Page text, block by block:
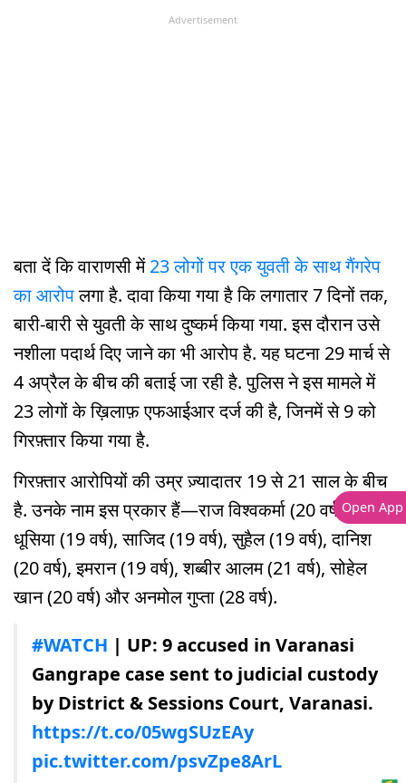
Advertisement
बता दें कि वाराणसी में23 लोगों पर एक युवती के साथ गैंगरेप
का आरोपलगा है. दावा किया गया है कि लगातार 7 दिनों तक,
बारी-बारी से युवती के साथ दुष्कर्म किया गया. इस दौरान उसे
नशीला पदार्थ दिए जाने का भी आरोप है. यह घटना 29 मार्च से
4 अप्रैल के बीच की बताई जा रही है. पुलिस ने इस मामले में
23 लोगों के ख़िलाफ़ एफआईआर दर्ज की है, जिनमें से 9 को
गिरफ़्तार किया गया है.
गिरफ़्तार आरोपियों की उम्र ज़्यादातर 19 से 21 साल के बीच
है. उनके नाम इस प्रकार हैं—राज विश्वकर्मा (20 वर्ष), आयुष
धूसिया (19 वर्ष), साजिद (19 वर्ष), सुहैल (19 वर्ष), दानिश
(20 वर्ष), इमरान (19 वर्ष), शब्बीर आलम (21 वर्ष), सोहेल
खान (20 वर्ष) और अनमोल गुप्ता (28 वर्ष).
#WATCH | UP: 9 accused in Varanasi
Gangrape case sent to judicial custody
by District & Sessions Court, Varanasi.
https://t.co/05wgSUzEAy
pic.twitter.com/psvZpe8ArL
Open App